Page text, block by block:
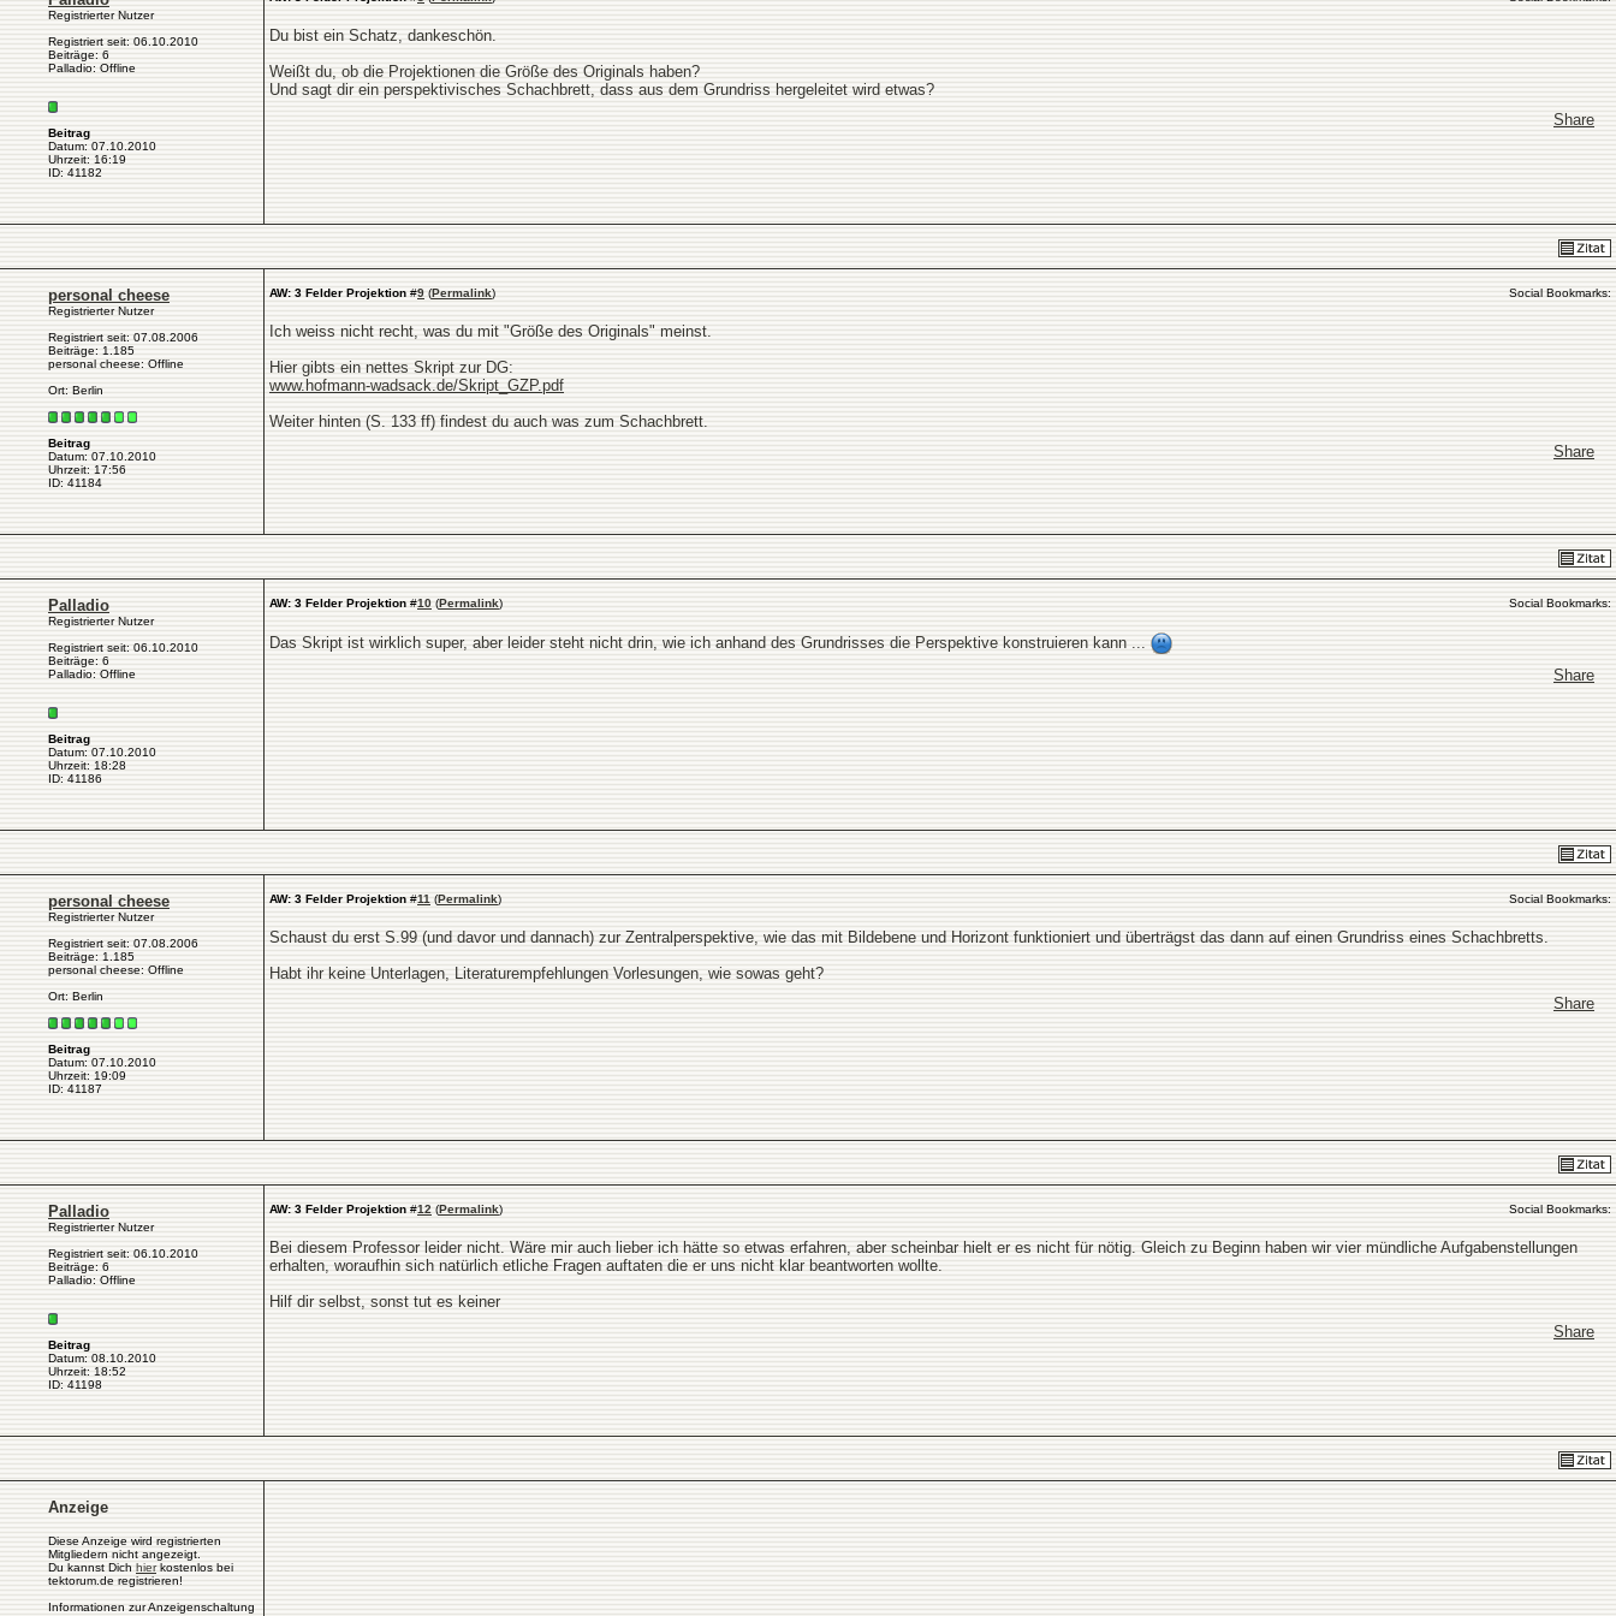
Registrierter Nutzer
Registriert seit: 06.10.2010
Beiträge: 6
Palladio: Offline
Beitrag
Datum: 07.10.2010
Uhrzeit: 16:19
ID: 41182
Du bist ein Schatz, dankeschön.
Weißt du, ob die Projektionen die Größe des Originals haben?
Und sagt dir ein perspektivisches Schachbrett, dass aus dem Grundriss hergeleitet wird etwas?
Share
personal cheese
Registrierter Nutzer
Registriert seit: 07.08.2006
Beiträge: 1.185
personal cheese: Offline
Ort: Berlin
Beitrag
Datum: 07.10.2010
Uhrzeit: 17:56
ID: 41184
AW: 3 Felder Projektion #9 (Permalink) Social Bookmarks:
Ich weiss nicht recht, was du mit "Größe des Originals" meinst.
Hier gibts ein nettes Skript zur DG:
www.hofmann-wadsack.de/Skript_GZP.pdf
Weiter hinten (S. 133 ff) findest du auch was zum Schachbrett.
Share
Palladio
Registrierter Nutzer
Registriert seit: 06.10.2010
Beiträge: 6
Palladio: Offline
Beitrag
Datum: 07.10.2010
Uhrzeit: 18:28
ID: 41186
AW: 3 Felder Projektion #10 (Permalink) Social Bookmarks:
Das Skript ist wirklich super, aber leider steht nicht drin, wie ich anhand des Grundrisses die Perspektive konstruieren kann ...
Share
personal cheese
Registrierter Nutzer
Registriert seit: 07.08.2006
Beiträge: 1.185
personal cheese: Offline
Ort: Berlin
Beitrag
Datum: 07.10.2010
Uhrzeit: 19:09
ID: 41187
AW: 3 Felder Projektion #11 (Permalink) Social Bookmarks:
Schaust du erst S.99 (und davor und dannach) zur Zentralperspektive, wie das mit Bildebene und Horizont funktioniert und überträgst das dann auf einen Grundriss eines Schachbretts.
Habt ihr keine Unterlagen, Literaturempfehlungen Vorlesungen, wie sowas geht?
Share
Palladio
Registrierter Nutzer
Registriert seit: 06.10.2010
Beiträge: 6
Palladio: Offline
Beitrag
Datum: 08.10.2010
Uhrzeit: 18:52
ID: 41198
AW: 3 Felder Projektion #12 (Permalink) Social Bookmarks:
Bei diesem Professor leider nicht. Wäre mir auch lieber ich hätte so etwas erfahren, aber scheinbar hielt er es nicht für nötig. Gleich zu Beginn haben wir vier mündliche Aufgabenstellungen
erhalten, woraufhin sich natürlich etliche Fragen auftaten die er uns nicht klar beantworten wollte.
Hilf dir selbst, sonst tut es keiner
Share
Anzeige
Diese Anzeige wird registrierten
Mitgliedern nicht angezeigt.
Du kannst Dich hierkostenlos bei
tektorum.de registrieren!
Informationen zur Anzeigenschaltung